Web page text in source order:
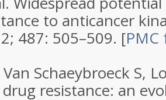
to anticancer
487: 505–509. [PMC
Schaeybroeck S,
drug resistance: an